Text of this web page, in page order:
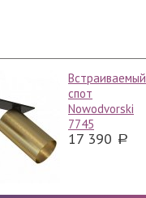
Встраиваемый
спот
Nowodvorski
7745
17 390